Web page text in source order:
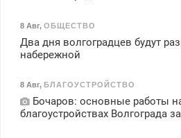
8 Авг, ОБЩЕСТВО
Два дня волгоградцев будут
набережной
8 Авг, БЛАГОУСТРОЙСТВО
Бочаров: основные работы
благоустройствах Волгограда